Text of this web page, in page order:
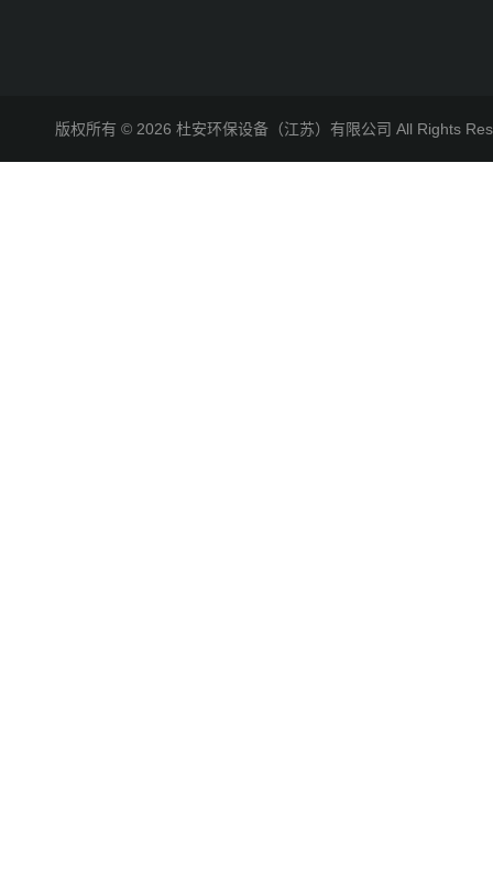
版权所有 © 2026 杜安环保设备（江苏）有限公司 All Rights